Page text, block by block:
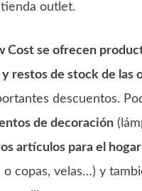
outlet.
Cost se ofrecen
restos de stock de las
descuentos.
de decoración
artículos para el hogar
o copas, velas…) y